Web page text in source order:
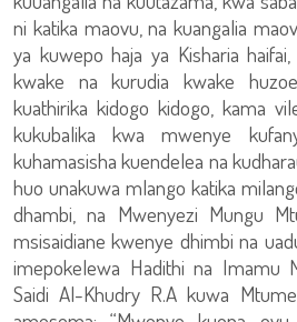
ni katika maovu, na kuangalia
ya kuwepo haja ya Kisharia
kwake na kurudia kwake
kuathirika kidogo kidogo, kama
kukubalika kwa mwenye
kuhamasisha kuendelea na
huo unakuwa mlango katika
dhambi, na Mwenyezi Mungu
msisaidiane kwenye dhimbi na
imepokelewa Hadithi na Imamu
Saidi Al-Khudry R.A kuwa